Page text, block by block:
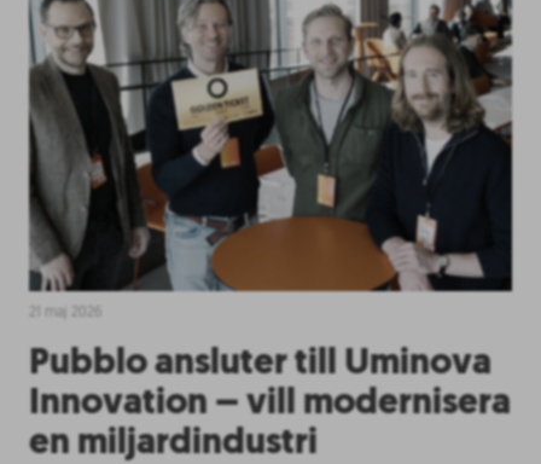
Pubblo ansluter till Uminova
Innovation – vill modernisera
en miljardindustri